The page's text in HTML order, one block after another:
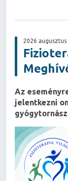
2026
Az
jelentkezni